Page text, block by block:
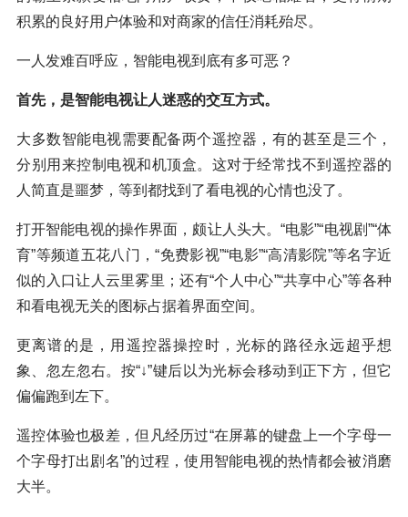
积累的良好用户体验和对商家的信任消耗殆尽。
一人发难百呼应，智能电视到底有多可恶？
首先，是智能电视让人迷惑的交互方式。
大多数智能电视需要配备两个遥控器，有的甚至是三个，
分别用来控制电视和机顶盒。这对于经常找不到遥控器的
人简直是噩梦，等到都找到了看电视的心情也没了。
打开智能电视的操作界面，颇让人头大。“电影”“电视剧”“体
育”等频道五花八门，“免费影视”“电影”“高清影院”等名字近
似的入口让人云里雾里；还有“个人中心”“共享中心”等各种
和看电视无关的图标占据着界面空间。
更离谱的是，用遥控器操控时，光标的路径永远超乎想
象、忽左忽右。按“↓”键后以为光标会移动到正下方，但它
偏偏跑到左下。
遥控体验也极差，但凡经历过“在屏幕的键盘上一个字母一
个字母打出剧名”的过程，使用智能电视的热情都会被消磨
大半。